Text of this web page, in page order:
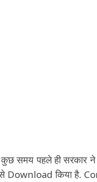
समय पहले ही सरकार ने
Download किया है.